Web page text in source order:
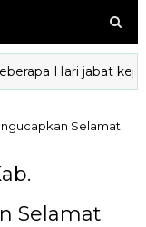
Hari jabat
Selamat
Selamat